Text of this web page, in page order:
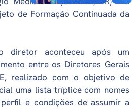
de Formação Continuada da
diretor aconteceu após um
entre os Diretores Gerais
realizado com o objetivo de
uma lista tríplice com nomes
e condições de assumir a